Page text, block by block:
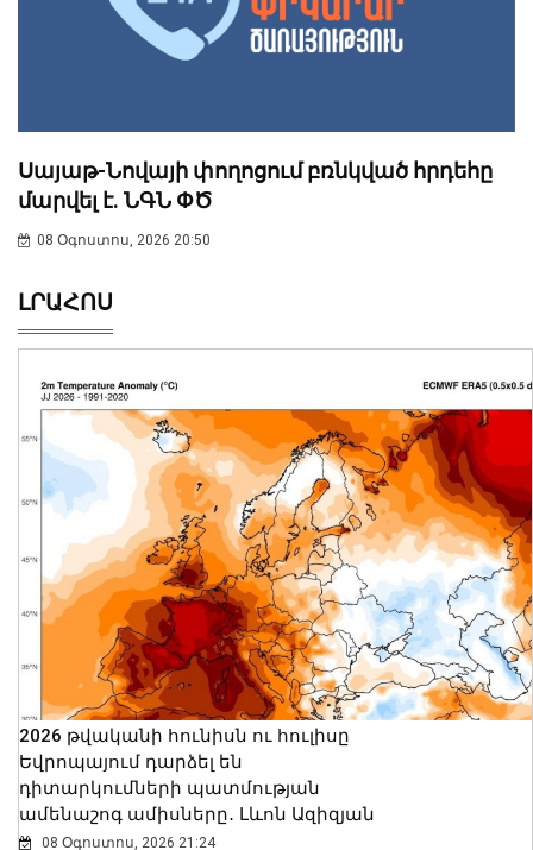
Սայաթ-Նովայի փողոցում բռնկված հրդեհը
մարվել է. ՆԳՆ ՓԾ
08 Օգոստոս, 2026 20:50
ԼՐԱՀՈՍ
2026 թվականի հունիսն ու հուլիսը
Եվրոպայում դարձել են
դիտարկումների պատմության
ամենաշոգ ամիսները․ Լևոն Ազիզյան
08 Օգոստոս, 2026 21:24